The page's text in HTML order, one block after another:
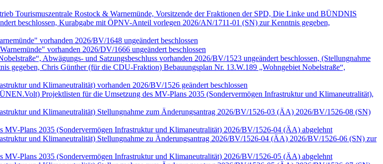
Tourismuszentrale Rostock & Warnemünde, Vorsitzende der Fraktionen der SPD, Die Linke und BÜNDNIS
beschlossen, Kurabgabe mit ÖPNV-Anteil vorlegen 2026/AN/1711-01 (SN) zur Kenntnis gegeben,
vorhanden 2026/BV/1648 ungeändert beschlossen
vorhanden 2026/DV/1666 ungeändert beschlossen
Abwägungs- und Satzungsbeschluss vorhanden 2026/BV/1523 ungeändert beschlossen, (Stellungnahme
Chris Günther (für die CDU-Fraktion) Bebauungsplan Nr. 13.W.189 „Wohngebiet Nobelstraße“,
und Klimaneutralität) vorhanden 2026/BV/1526 geändert beschlossen
Projektlisten für die Umsetzung des MV-Plans 2035 (Sondervermögen Infrastruktur und Klimaneutralität),
und Klimaneutralität) Stellungnahme zum Änderungsantrag 2026/BV/1526-03 (ÄA) 2026/BV/1526-08 (SN)
Plans 2035 (Sondervermögen Infrastruktur und Klimaneutralität) 2026/BV/1526-04 (ÄA) abgelehnt
und Klimaneutralität) Stellungnahme zu Änderungsantrag 2026/BV/1526-04 (ÄA) 2026/BV/1526-06 (SN) zur
Plans 2035 (Sondervermögen Infrastruktur und Klimaneutralität) 2026/BV/1526-05 (ÄA) abgelehnt